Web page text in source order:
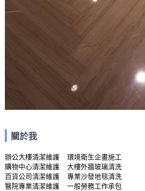
關於我
辦公大樓清潔維護    環境衛生企畫施工
購物中心清潔維護    大樓外牆玻璃清洗
百貨公司清潔維護    專業沙發地毯清洗
醫院專業清潔維護    一般勞務工作承包